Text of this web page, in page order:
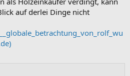
auf derlei Dinge nicht